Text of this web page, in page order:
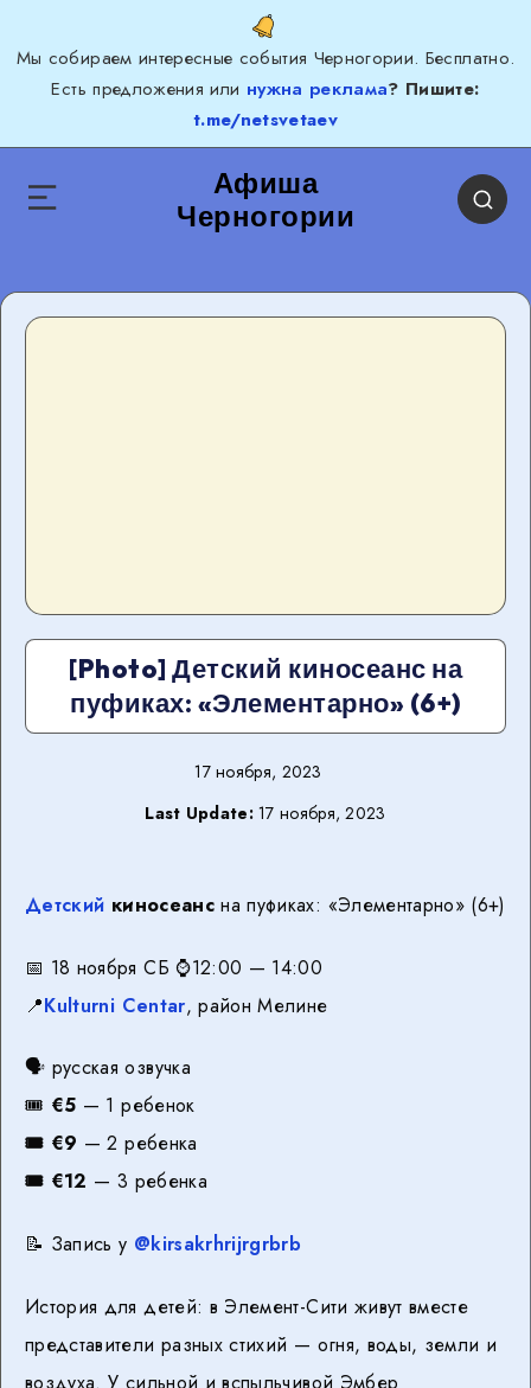
Мы собираем интересные события Черногории. Бесплатно.
Есть предложения или нужна реклама? Пишите:
t.me/netsvetaev
Афиша
Черногории
[Photo] Детский киносеанс на
пуфиках: «Элементарно» (6+)
17 ноября, 2023
Last Update:17 ноября, 2023
Детский киносеансна пуфиках: «Элементарно» (6+)
📅 18 ноября СБ ⌚️12:00 — 14:00
📍Kulturni Centar, район Мелине
🗣 русская озвучка
🎟 €5 — 1 ребенок
🎟 €9 — 2 ребенка
🎟 €12 — 3 ребенка
📝 Запись у @kirsakrhrijrgrbrb
История для детей: в Элемент-Сити живут вместе
представители разных стихий — огня, воды, земли и